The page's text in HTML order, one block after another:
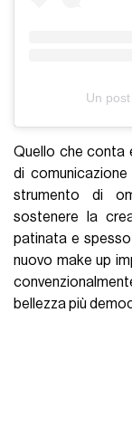
Un
Quello che conta
di
strumento di
sostenere la
patinata e spesso
nuovo make up
bellezza più